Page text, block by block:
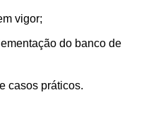
vigor;
do banco de
casos práticos.